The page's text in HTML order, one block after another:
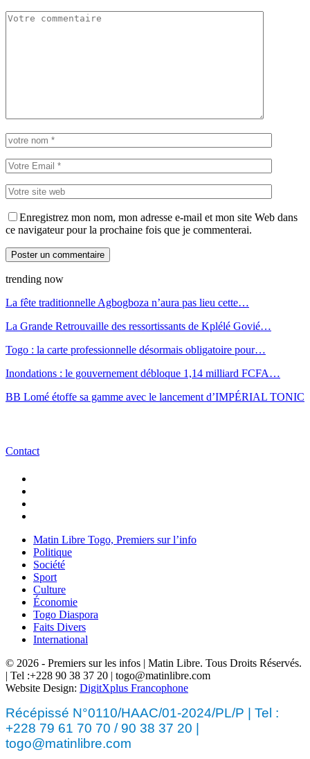
Enregistrez mon nom, mon adresse e-mail et mon site Web dans
ce navigateur pour la prochaine fois que je commenterai.
trending now
La fête traditionnelle Agbogboza n’aura pas lieu cette…
La Grande Retrouvaille des ressortissants de Kplélé Govié…
Togo : la carte professionnelle désormais obligatoire pour…
Inondations : le gouvernement débloque 1,14 milliard FCFA…
BB Lomé étoffe sa gamme avec le lancement d’IMPÉRIAL TONIC
Contact
Matin Libre Togo, Premiers sur l’info
Politique
Société
Sport
Culture
Économie
Togo Diaspora
Faits Divers
International
© 2026 - Premiers sur les infos | Matin Libre. Tous Droits Réservés.
| Tel :+228 90 38 37 20 | togo@matinlibre.com
Website Design: DigitXplus Francophone
Récépissé N°0110/HAAC/01-2024/PL/P | Tel :
+228 79 61 70 70 / 90 38 37 20 |
togo@matinlibre.com